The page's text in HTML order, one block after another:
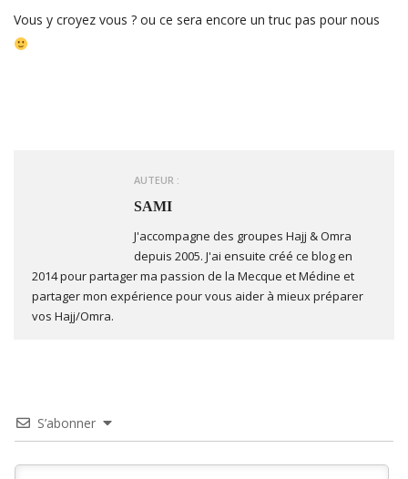
Vous y croyez vous ? ou ce sera encore un truc pas pour nous
AUTEUR :
SAMI
J'accompagne des groupes Hajj & Omra
depuis 2005. J'ai ensuite créé ce blog en
2014 pour partager ma passion de la Mecque et Médine et
partager mon expérience pour vous aider à mieux préparer
vos Hajj/Omra.
S’abonner